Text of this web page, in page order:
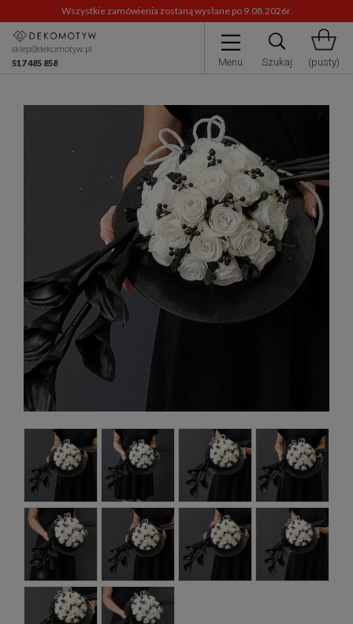
Wszystkie zamówienia zostaną wysłane po 9.08.2026r.
Menu Szukaj (pusty)
sklep@dekomotyw.pl
517 485 858